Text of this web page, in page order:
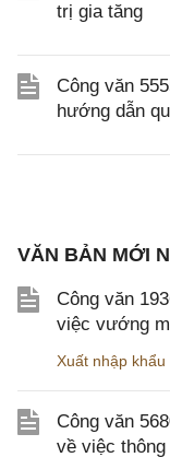
trị gia tăng
Công văn
hướng dẫn
VĂN BẢN MỚI
Công văn
việc vướng
Xuất nhập khẩu
Công văn
về việc thông